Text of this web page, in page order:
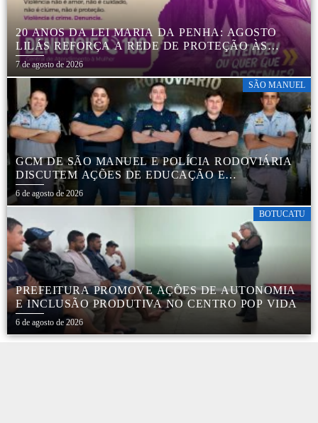
20 ANOS DA LEI MARIA DA PENHA: AGOSTO
LILÁS REFORÇA A REDE DE PROTEÇÃO ÀS
MULHERES EM BOTUCATU
7 de agosto de 2026
SÃO MANUEL
GCM DE SÃO MANUEL E POLÍCIA RODOVIÁRIA
DISCUTEM AÇÕES DE EDUCAÇÃO E
SEGURANÇA NO TRÂNSITO
6 de agosto de 2026
BOTUCATU
PREFEITURA PROMOVE AÇÕES DE AUTONOMIA
E INCLUSÃO PRODUTIVA NO CENTRO POP VIDA
6 de agosto de 2026